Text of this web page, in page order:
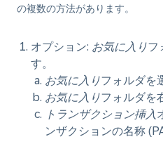
の複数の方法があります。
オプション: お気に入りフ
す。
お気に入りフォルダを
お気に入りフォルダを
トランザクション挿入
ンザクションの名称